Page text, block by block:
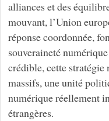
alliances et des
mouvant, l’Union
réponse coordonnée,
souveraineté
crédible, cette stratégie
massifs, une unité
numérique réellement
étrangères.